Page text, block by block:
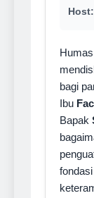
Host:
bagi
Ibu
Bapak